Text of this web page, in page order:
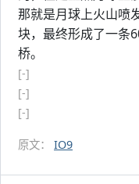
那就是月球上火山喷
块，最终形成了一条
桥。
[-]
[-]
[-]
原文： IO9